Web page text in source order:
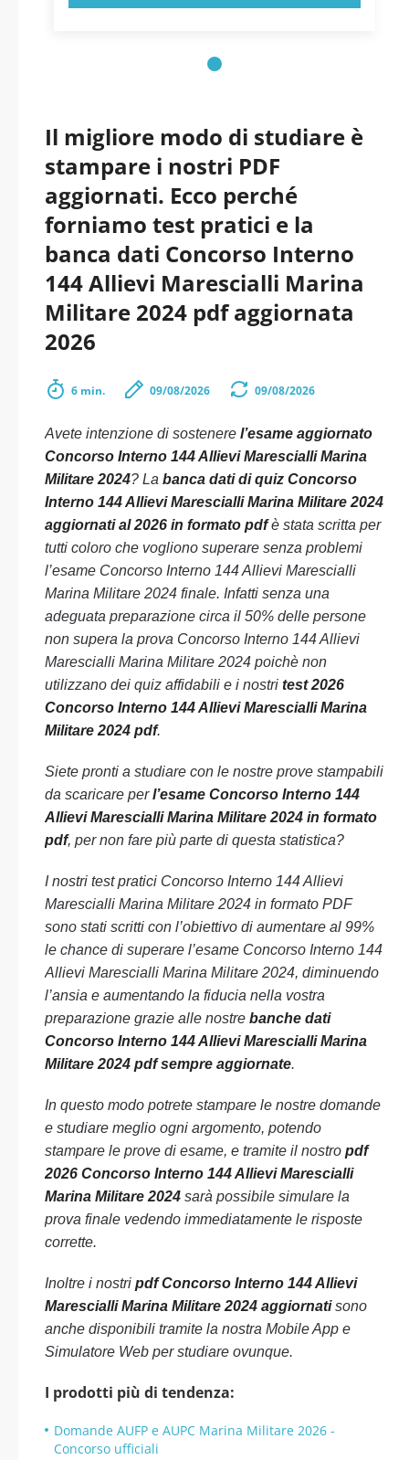
Il migliore modo di studiare è
stampare i nostri PDF
aggiornati. Ecco perché
forniamo test pratici e la
banca dati Concorso Interno
144 Allievi Marescialli Marina
Militare 2024 pdf aggiornata
2026
6 min. 09/08/2026 09/08/2026
Avete intenzione di sostenere l’esame aggiornato
Concorso Interno 144 Allievi Marescialli Marina
Militare 2024? La banca dati di quiz Concorso
Interno 144 Allievi Marescialli Marina Militare 2024
aggiornati al 2026 in formato pdfè stata scritta per
tutti coloro che vogliono superare senza problemi
l’esame Concorso Interno 144 Allievi Marescialli
Marina Militare 2024 finale. Infatti senza una
adeguata preparazione circa il 50% delle persone
non supera la prova Concorso Interno 144 Allievi
Marescialli Marina Militare 2024 poichè non
utilizzano dei quiz affidabili e i nostri test 2026
Concorso Interno 144 Allievi Marescialli Marina
Militare 2024 pdf.
Siete pronti a studiare con le nostre prove stampabili
da scaricare perl’esame Concorso Interno 144
Allievi Marescialli Marina Militare 2024 in formato
pdf, per non fare più parte di questa statistica?
I nostri test pratici Concorso Interno 144 Allievi
Marescialli Marina Militare 2024 in formato PDF
sono stati scritti con l’obiettivo di aumentare al 99%
le chance di superare l’esame Concorso Interno 144
Allievi Marescialli Marina Militare 2024, diminuendo
l’ansia e aumentando la fiducia nella vostra
preparazione grazie alle nostre banche dati
Concorso Interno 144 Allievi Marescialli Marina
Militare 2024 pdf sempre aggiornate.
In questo modo potrete stampare le nostre domande
e studiare meglio ogni argomento, potendo
stampare le prove di esame, e tramite il nostro pdf
2026 Concorso Interno 144 Allievi Marescialli
Marina Militare 2024 sarà possibile simulare la
prova finale vedendo immediatamente le risposte
corrette.
Inoltre i nostri pdf Concorso Interno 144 Allievi
Marescialli Marina Militare 2024 aggiornatisono
anche disponibili tramite la nostra Mobile App e
Simulatore Web per studiare ovunque.
I prodotti più di tendenza:
Domande AUFP e AUPC Marina Militare 2026 -
Concorso ufficiali